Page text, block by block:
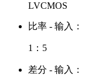
LVCMOS
比率 - 输入：
1：5
差分 - 输入：